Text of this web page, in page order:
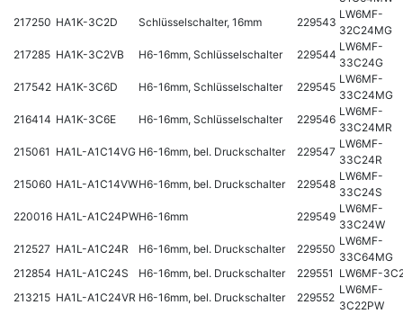
217250 HA1K-3C2D Schlüsselschalter, 16mm 229543
LW6MF-
32C24MG
217285 HA1K-3C2VB H6-16mm, Schlüsselschalter 229544
LW6MF-
33C24G
217542 HA1K-3C6D H6-16mm, Schlüsselschalter 229545
LW6MF-
33C24MG
216414 HA1K-3C6E H6-16mm, Schlüsselschalter 229546
LW6MF-
33C24MR
215061 HA1L-A1C14VG H6-16mm, bel. Druckschalter 229547
LW6MF-
33C24R
215060 HA1L-A1C14VWH6-16mm, bel. Druckschalter 229548
LW6MF-
33C24S
220016 HA1L-A1C24PWH6-16mm 229549
LW6MF-
33C24W
212527 HA1L-A1C24R H6-16mm, bel. Druckschalter 229550
LW6MF-
33C64MG
212854 HA1L-A1C24S H6-16mm, bel. Druckschalter 229551 LW6MF-
213215 HA1L-A1C24VR H6-16mm, bel. Druckschalter 229552
LW6MF-
3C22PW